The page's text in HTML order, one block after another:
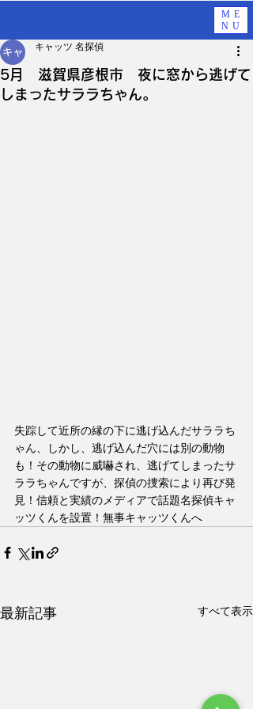
ME
NU
5月 滋賀県彦根市 夜に窓から逃げて
しまったサララちゃん。
キャッツ 名探偵
失踪して近所の縁の下に逃げ込んだサララち
ゃん、しかし、逃げ込んだ穴には別の動物
も！その動物に威嚇され、逃げてしまったサ
ララちゃんですが、探偵の捜索により再び発
見！信頼と実績のメディアで話題名探偵キャ
ッツくんを設置！無事キャッツくんへ
最新記事 すべて表示